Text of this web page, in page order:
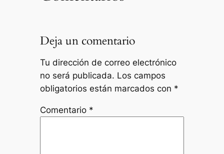
Deja un comentario
Tu dirección de correo electrónico
no será publicada. Los campos
obligatorios están marcados con *
Comentario *